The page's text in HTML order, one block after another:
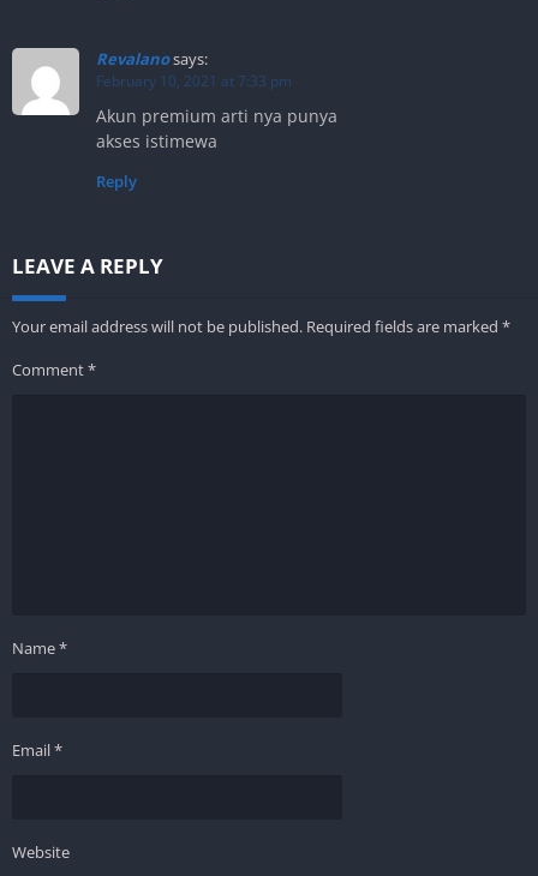
Revalanosays:
February 10, 2021 at 7:33 pm
Akun premium arti nya punya
akses istimewa
Reply
LEAVE A REPLY
Your email address will not be published. Required fields are marked *
Comment*
Name*
Email*
Website